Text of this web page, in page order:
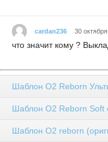
cardan236 30
что значит кому ?
Шаблон O2 Reborn
Шаблон O2 Reborn Soft
Шаблон O2 reborn